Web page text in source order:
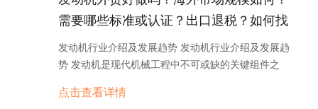
靠的特点，塑料机械在全球范围内都有很大的市场需
求。以下是塑料机械主要出口的国家和地区。 1. 中
国：作为全球最大的塑料机械生产国，中国不仅拥有
庞大的国内市场需求，还将大量的塑料机械出口到世
界各地。中国的塑料机械产品以其高性价比和可靠性
而受到国际市场的青睐。 2. 德国：作为全球塑料机
出口前景广阔。 然而，需要注意的是，5G路由器的
出口市场竞争也相当激烈。全球范围内有许多知名的
网络设备制造商，它们在技术研发和市场推广方面都
具备一定的优势。因此，想要在5G路由器出口领域
以及全面的市场营销策略。 总的来说，5G路由器在
在满足能源需求方面发挥着关键作用。 在外贸方面，
锅炉产品在国际市场上享有良好的声誉，其质量可
靠、性能稳定，价格也相对较为竞争力。因此，从这
个角度来看，锅炉出口的前景是相当乐观的。 然而，
随着全球贸易环境的变化和各国贸易政策的调整，锅
等金属材料制成。它们具有耐用性和可重复使用的特
点，并且对环境友好。金属吸管可以是直身的，也可
由食品级硅胶材料制成，具有柔软、耐高温和可重复
使用的特点。硅胶吸管可以是直身的，也可以是弯曲
或折叠的设计。 5. 玻璃吸管：玻璃吸管通常由高硼
宠物服饰和配饰的多样化：宠物主人对宠物的装扮也
越来越重视。宠物服装、项圈、鞋子、发饰等多样化
的宠物配饰产品逐渐流行起来，为宠物主人提供了更
多选择，满足了他们的个性化需求。 4. 线上销售的
业的重要渠道之一。通过电商平台，宠物主人可以方
需要哪些标准或认证？出口退税？如何找
分销商或客户？
发动机行业介绍及发展趋势 发动机行业介绍及发展趋
势 发动机是现代机械工程中不可或缺的关键组件之
它的作用是将能量转化为机械动力，驱动各种设备运
点击查看详情